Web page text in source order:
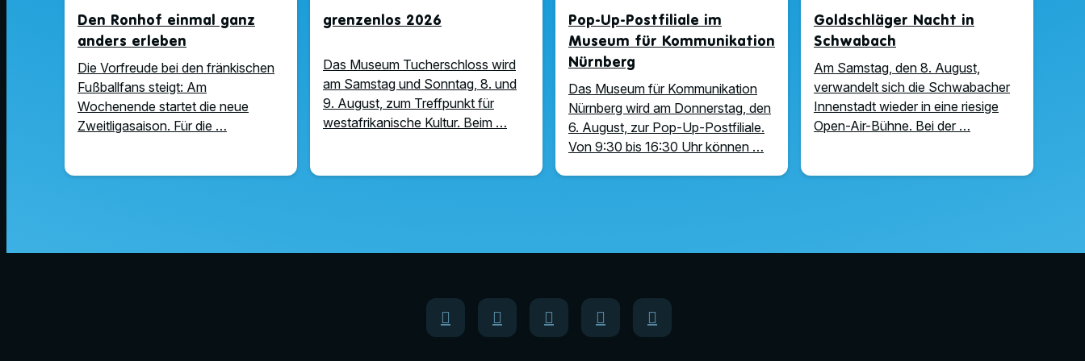
Den Ronhof einmal ganz
anders erleben
Die Vorfreude bei den fränkischen
Fußballfans steigt: Am
Wochenende startet die neue
Zweitligasaison. Für die …
grenzenlos 2026
Das Museum Tucherschloss wird
am Samstag und Sonntag, 8. und
9. August, zum Treffpunkt für
westafrikanische Kultur. Beim …
Pop-Up-Postfiliale im
Museum für Kommunikation
Nürnberg
Das Museum für Kommunikation
Nürnberg wird am Donnerstag, den
6. August, zur Pop-Up-Postfiliale.
Von 9:30 bis 16:30 Uhr können …
Goldschläger Nacht in
Schwabach
Am Samstag, den 8. August,
verwandelt sich die Schwabacher
Innenstadt wieder in eine riesige
Open-Air-Bühne. Bei der …